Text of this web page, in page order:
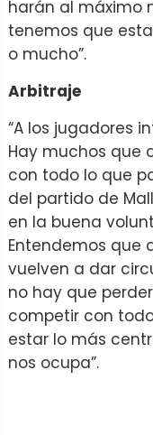
harán al máximo
tenemos que
o mucho”.
Arbitraje
“A los jugadores
Hay muchos que
con todo lo que
del partido de
en la buena
Entendemos que
vuelven a dar
no hay que
competir con
estar lo más
nos ocupa”.